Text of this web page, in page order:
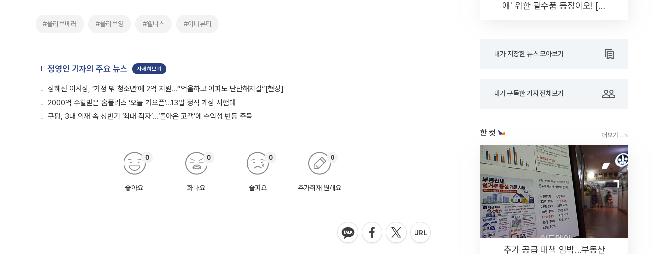
#올리브베러 #올리브영 #웰니스 #이너뷰티
정영인 기자의 주요 뉴스 자세히보기
장혜선 이사장, ‘가정 밖 청소년’에 2억 지원...“억울하고 아파도 단단해지길”[현장]
2000억 수혈받은 홈플러스 ‘오늘 가오픈’...13일 정식 개장 시험대
쿠팡, 3대 악재 속 상반기 ‘최대 적자’...‘돌아온 고객’에 수익성 반등 주목
좋아요
0
화나요
0
슬퍼요
0
추가취재 원해요
0
애' 위한 필수품 등장이오! [솔
내가 저장한 뉴스 모아보기
내가 구독한 기자 전체보기
한 컷
추가 공급 대책 임박…부동산